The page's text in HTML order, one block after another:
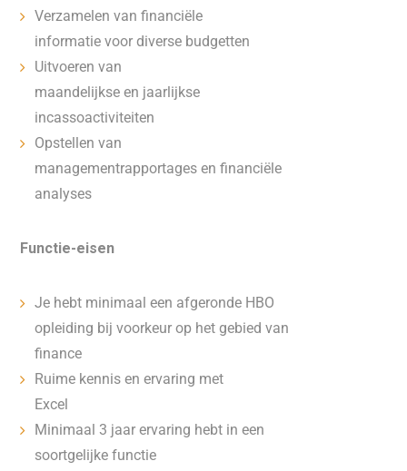
Verzamelen van financiële
informatie voor diverse budgetten
Uitvoeren van
maandelijkse en jaarlijkse
incassoactiviteiten
Opstellen van
managementrapportages en financiële
analyses
Functie-eisen
Je hebt minimaal een afgeronde HBO
opleiding bij voorkeur op het gebied van
finance
Ruime kennis en ervaring met
Excel
Minimaal 3 jaar ervaring hebt in een
soortgelijke functie